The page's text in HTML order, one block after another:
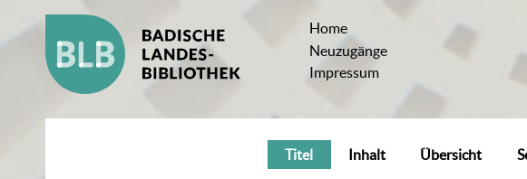
Home
Neuzugänge
Impressum
Titel Inhalt Übersicht